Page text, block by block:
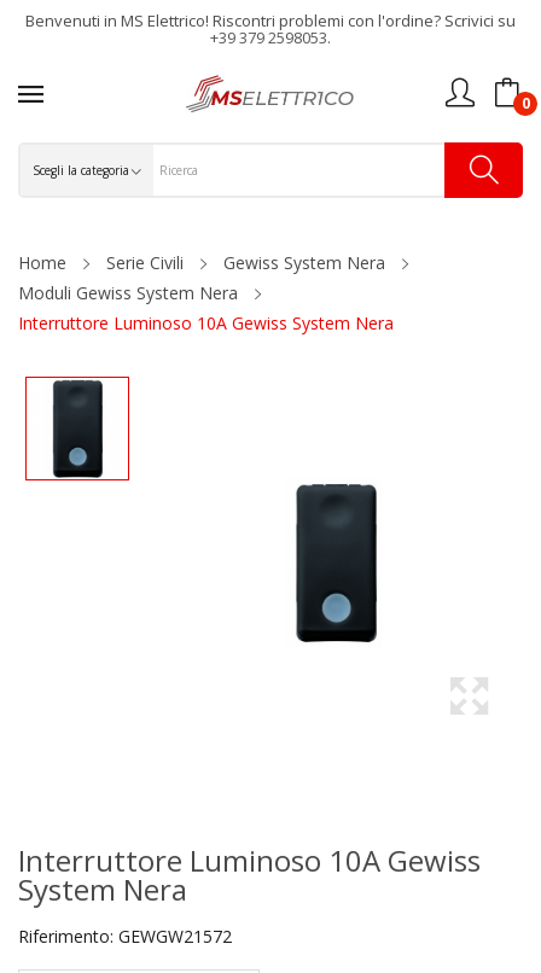
Benvenuti in MS Elettrico! Riscontri problemi con l'ordine? Scrivici su
+39 379 2598053.
0
Home Serie Civili
Gewiss System Nera
Moduli Gewiss System Nera
Interruttore Luminoso 10A Gewiss System Nera
Interruttore Luminoso 10A Gewiss
System Nera
Riferimento: GEWGW21572